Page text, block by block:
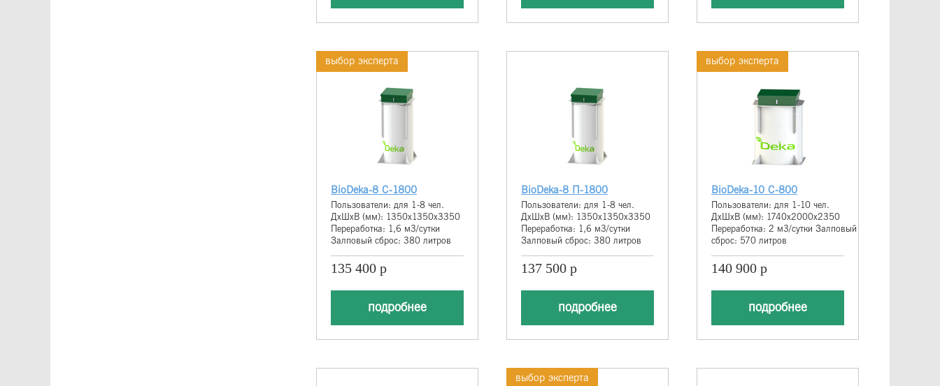
выбор эксперта
BioDeka-8 С-1800
Пользователи: для 1-8 чел.
ДхШхВ (мм): 1350х1350х3350
Переработка: 1,6 м3/сутки
Залповый сброс: 380 литров
135 400 р
подробнее
BioDeka-8 П-1800
Пользователи: для 1-8 чел.
ДхШхВ (мм): 1350х1350х3350
Переработка: 1,6 м3/сутки
Залповый сброс: 380 литров
137 500 р
подробнее
выбор эксперта
BioDeka-10 С-800
Пользователи: для 1-10 чел.
ДхШхВ (мм): 1740х2000х2350
Переработка: 2 м3/сутки Залповый
сброс: 570 литров
140 900 р
подробнее
выбор эксперта